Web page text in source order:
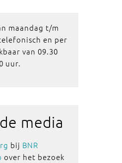
maandag t/m
en per
van 09.30
uur.
media
bij BNR
over het bezoek